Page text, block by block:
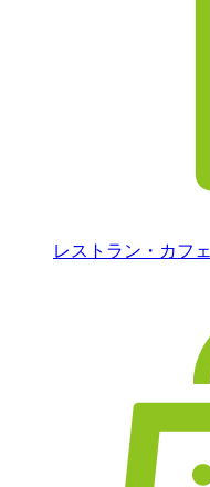
レストラン・カフェ